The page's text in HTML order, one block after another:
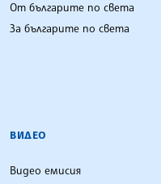
От българите по света
За българите по света
ВИДЕО
Видео емисия